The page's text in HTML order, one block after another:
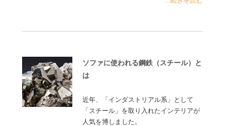
ソファに使われる鋼鉄（スチール）と
は
近年、「インダストリアル系」として
「スチール」を取り入れたインテリアが
人気を博しました。